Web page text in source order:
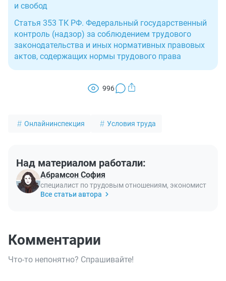
и свобод
Статья 353 ТК РФ. Федеральный государственный
контроль (надзор) за соблюдением трудового
законодательства и иных нормативных правовых
актов, содержащих нормы трудового права
996
Онлайнинспекция Условия труда
Над материалом работали:
Абрамсон София
специалист по трудовым отношениям, экономист
Все статьи автора
Комментарии
Что-то непонятно? Спрашивайте!